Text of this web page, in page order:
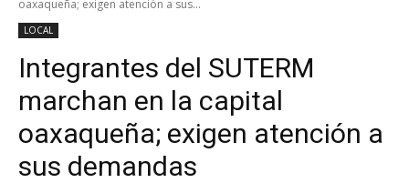
oaxaqueña; exigen atención a sus...
LOCAL
Integrantes del SUTERM
marchan en la capital
oaxaqueña; exigen atención a
sus demandas